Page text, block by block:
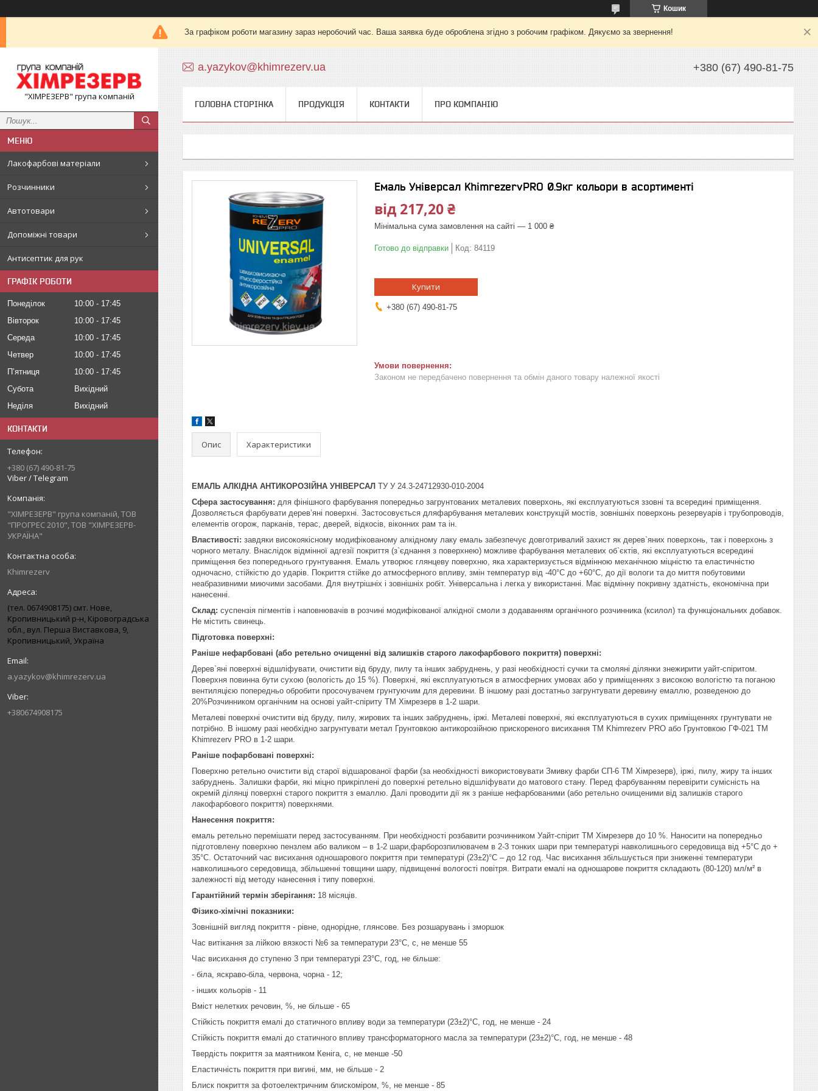
Кошик
За графіком роботи магазину зараз неробочий час. Ваша заявка буде оброблена згідно з робочим графіком. Дякуємо за звернення!
"ХІМРЕЗЕРВ" група компаній
Лакофарбові матеріали
Розчинники
Автотовари
Допоміжні товари
Антисептик для рук
ГРАФІК РОБОТИ
Понеділок 10:00
17:45
Вівторок
10:00
17:45
Середа
10:00
17:45
Четвер
10:00
17:45
Пʼятниця
10:00
17:45
Субота
Вихідний
Неділя
Вихідний
КОНТАКТИ
+380 (67) 490-81-75
Viber / Telegram
"ХІМРЕЗЕРВ" група компаній, ТОВ
"ПРОГРЕС 2010", ТОВ "ХІМРЕЗЕРВ-
УКРАЇНА"
Khimrezerv
(тел. 0674908175) смт. Нове,
Кропивницький р-н, Кіровоградська
обл., вул. Перша Виставкова, 9,
Кропивницький, Україна
a.yazykov@khimrezerv.ua
+380674908175
a.yazykov@khimrezerv.ua +380 (67) 490-81-75
ГОЛОВНА СТОРІНКА ПРОДУКЦІЯ КОНТАКТИ ПРО КОМПАНІЮ
Емаль Універсал KhimrezervPRO 0.9кг кольори в асортименті
від 217,20 ₴
Мінімальна сума замовлення на сайті — 1 000 ₴
Готово до відправки Код: 84119
Купити
+380 (67) 490-81-75
Законом не передбачено повернення та обмін даного товару належної якості
Опис Характеристики
ЕМАЛЬ АЛКІДНА АНТИКОРОЗІЙНА УНІВЕРСАЛ ТУ У 24.3-24712930-010-2004
Сфера застосування: для фінішного фарбування попередньо загрунтованих металевих поверхонь, які експлуатуються ззовні та всередині приміщення.
Дозволяється фарбувати дерев’яні поверхні. Застосовується дляфарбування металевих конструкцій мостів, зовнішніх поверхонь резервуарів і трубопроводів,
елементів огорож, парканів, терас, дверей, відкосів, віконних рам та ін.
Властивості: завдяки високоякісному модифікованому алкідному лаку емаль забезпечує довготривалий захист як дерев`яних поверхонь, так і поверхонь з
чорного металу. Внаслідок відмінної адгезії покриття (з`єднання з поверхнею) можливе фарбування металевих об`єктів, які експлуатуються всередині
приміщення без попереднього грунтування. Емаль утворює глянцеву поверхню, яка характеризується відмінною механічною міцністю та еластичністю
одночасно, стійкістю до ударів. Покриття стійке до атмосферного впливу, змін температур від -40°С до +60°С, до дії вологи та до миття побутовими
неабразивними миючими засобами. Для внутрішніх і зовнішніх робіт. Універсальна і легка у використанні. Має відмінну покривну здатність, економічна при
нанесенні.
Склад: суспензія пігментів і наповнювачів в розчині модифікованої алкідної смоли з додаванням органічного розчинника (ксилол) та функціональних добавок.
Не містить свинець.
Підготовка поверхні:
Раніше нефарбовані (або ретельно очищенні від залишків старого лакофарбового покриття) поверхні:
Дерев`яні поверхні відшліфувати, очистити від бруду, пилу та інших забруднень, у разі необхідності сучки та смоляні ділянки знежирити уайт-спіритом.
Поверхня повинна бути сухою (вологість до 15 %). Поверхні, які експлуатуються в атмосферних умовах або у приміщеннях з високою вологістю та поганою
вентиляцією попередньо обробити просочувачем грунтуючим для деревини. В іншому разі достатньо загрунтувати деревину емаллю, розведеною до
20%Розчинником органічним на основі уайт-спіриту ТМ Хімрезерв в 1-2 шари.
Металеві поверхні очистити від бруду, пилу, жирових та інших забруднень, іржі. Металеві поверхні, які експлуатуються в сухих приміщеннях грунтувати не
потрібно. В іншому разі необхідно загрунтувати метал Грунтовкою антикорозійною прискореного висихання ТМ Khimrezerv PRO або Грунтовкою ГФ-021 ТМ
Khimrezerv PRO в 1-2 шари.
Раніше пофарбовані поверхні:
Поверхню ретельно очистити від старої відшарованої фарби (за необхідності використовувати Змивку фарби СП-6 ТМ Хімрезерв), іржі, пилу, жиру та інших
забруднень. Залишки фарби, які міцно прикріплені до поверхні ретельно відшліфувати до матового стану. Перед фарбуванням перевірити сумісність на
окремій ділянці поверхні старого покриття з емаллю. Далі проводити дії як з раніше нефарбованими (або ретельно очищеними від залишків старого
лакофарбового покриття) поверхнями.
Нанесення покриття:
емаль ретельно перемішати перед застосуванням. При необхідності розбавити розчинником Уайт-спірит ТМ Хімрезерв до 10 %. Наносити на попередньо
підготовлену поверхню пензлем або валиком – в 1-2 шари,фарборозпилювачем в 2-3 тонких шари при температурі навколишнього середовища від +5°С до +
35°С. Остаточний час висихання одношарового покриття при температурі (23±2)°С – до 12 год. Час висихання збільшується при зниженні температури
навколишнього середовища, збільшенні товщини шару, підвищенні вологості повітря. Витрати емалі на одношарове покриття складають (80-120) мл/м² в
залежності від методу нанесення і типу поверхні.
Гарантійний термін зберігання: 18 місяців.
Фізико-хімічні показники:
Зовнішній вигляд покриття - рівне, однорідне, глянсове. Без розшарувань і зморшок
Час витікання за лійкою вязкості №6 за температури 23°С, с, не менше 55
Час висихання до ступеню 3 при температурі 23°С, год, не більше:
- біла, яскраво-біла, червона, чорна - 12;
- інших кольорів - 11
Вміст нелетких речовин, %, не більше - 65
Стійкість покриття емалі до статичного впливу води за температури (23±2)°С, год, не менше - 24
Стійкість покриття емалі до статичного впливу трансформаторного масла за температури (23±2)°С, год, не менше - 48
Твердість покриття за маятником Кеніга, с, не менше -50
Еластичність покриття при вигині, мм, не більше - 2
Блиск покриття за фотоелектричним блискоміром, %, не менше - 85